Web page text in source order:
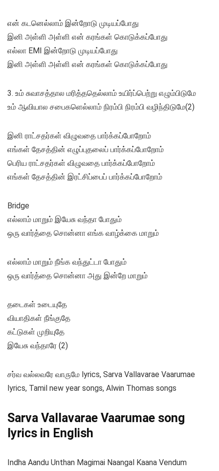
என் கடனெல்லாம் இன்றோடு முடியப்போது
இனி அள்ளி அள்ளி என் கரங்கள் கொடுக்கப்போது
எல்லா EMI இன்றோடு முடியப்போது
இனி அள்ளி அள்ளி என் கரங்கள் கொடுக்கப்போது
3. உம் சுவாசத்தால மரித்ததெல்லாம் உயிர்ப்பெற்று எழும்பிடுமே
உம் ஆவியால சபைகளெல்லாம் நிரம்பி நிரம்பி வழிந்திடுமே(2)
இனி ராட்சதர்கள் விழுவதை பார்க்கப்போறோம்
எங்கள் தேசத்தின் எழுப்புதலைப் பார்க்கப்போறோம்
பெரிய ராட்சதர்கள் விழுவதை பார்க்கப்போறோம்
எங்கள் தேசத்தின் இரட்சிப்பைப் பார்க்கப்போறோம்
Bridge
எல்லாம் மாறும் இயேசு வந்தா போதும்
ஒரு வார்த்தை சொன்னா எங்க வாழ்க்கை மாறும்
எல்லாம் மாறும் நீங்க வந்துட்டா போதும்
ஒரு வார்த்தை சொன்னா அது இன்றே மாறும்
தடைகள் உடையுதே
வியாதிகள் நீங்குதே
கட்டுகள் முறியுதே
இயேசு வந்தாரே (2)
சர்வ வல்லவரே வாருமே lyrics, Sarva Vallavarae Vaarumae
lyrics, Tamil new year songs, Alwin Thomas songs
Sarva Vallavarae Vaarumae song
lyrics in English
Indha Aandu Unthan Magimai Naangal Kaana Vendum